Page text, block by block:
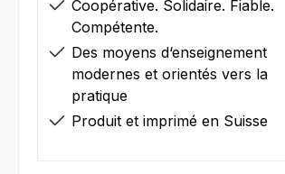
Coopérative. Solidaire. Fiable.
Compétente.
Des moyens d‘enseignement
modernes et orientés vers la
pratique
Produit et imprimé en Suisse